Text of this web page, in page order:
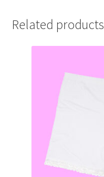
Related products